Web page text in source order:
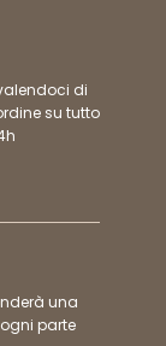
di
su tutto
una
parte